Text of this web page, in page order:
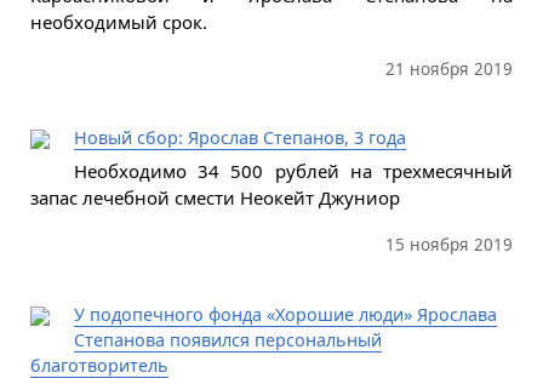
необходимый срок.
21 ноября 2019
Новый сбор: Ярослав Степанов, 3 года
Необходимо 34 500 рублей на трехмесячный
запас лечебной смести Неокейт Джуниор
15 ноября 2019
У подопечного фонда «Хорошие люди» Ярослава
Степанова появился персональный
благотворитель